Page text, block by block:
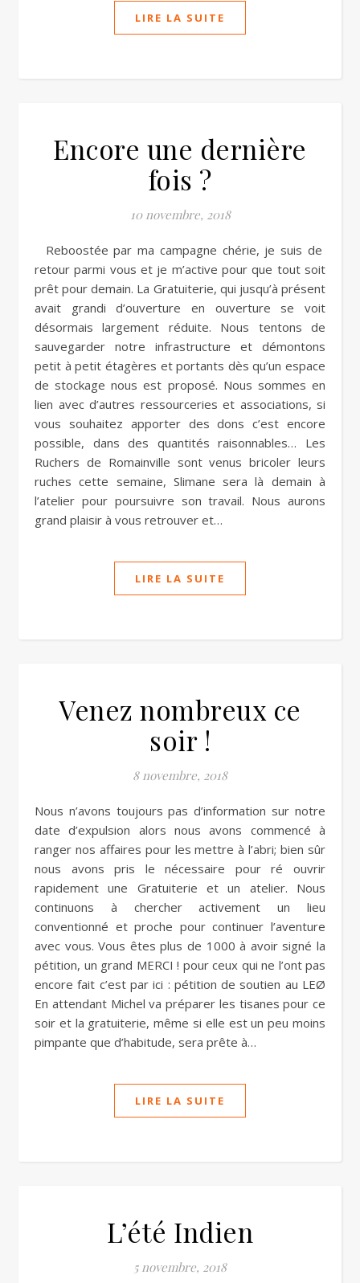
LIRE LA SUITE
Encore une dernière
fois ?
10 novembre, 2018
Reboostée par ma campagne chérie, je suis de
retour parmi vous et je m’active pour que tout soit
prêt pour demain. La Gratuiterie, qui jusqu’à présent
avait grandi d’ouverture en ouverture se voit
désormais largement réduite. Nous tentons de
sauvegarder notre infrastructure et démontons
petit à petit étagères et portants dès qu’un espace
de stockage nous est proposé. Nous sommes en
lien avec d’autres ressourceries et associations, si
vous souhaitez apporter des dons c’est encore
possible, dans des quantités raisonnables… Les
Ruchers de Romainville sont venus bricoler leurs
ruches cette semaine, Slimane sera là demain à
l’atelier pour poursuivre son travail. Nous aurons
grand plaisir à vous retrouver et…
LIRE LA SUITE
Venez nombreux ce
soir !
8 novembre, 2018
Nous n’avons toujours pas d’information sur notre
date d’expulsion alors nous avons commencé à
ranger nos affaires pour les mettre à l’abri; bien sûr
nous avons pris le nécessaire pour ré ouvrir
rapidement une Gratuiterie et un atelier. Nous
continuons à chercher activement un lieu
conventionné et proche pour continuer l’aventure
avec vous. Vous êtes plus de 1000 à avoir signé la
pétition, un grand MERCI ! pour ceux qui ne l’ont pas
encore fait c’est par ici : pétition de soutien au LEØ
En attendant Michel va préparer les tisanes pour ce
soir et la gratuiterie, même si elle est un peu moins
pimpante que d’habitude, sera prête à…
LIRE LA SUITE
L’été Indien
5 novembre, 2018